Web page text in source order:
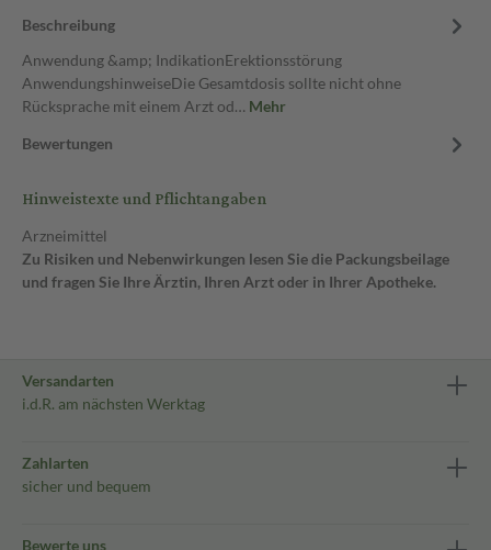
Beschreibung
Anwendung &amp; IndikationErektionsstörung
AnwendungshinweiseDie Gesamtdosis sollte nicht ohne
Rücksprache mit einem Arzt od… Mehr
Bewertungen
Hinweistexte und Pflichtangaben
Arzneimittel
Zu Risiken und Nebenwirkungen lesen Sie die Packungsbeilage
und fragen Sie Ihre Ärztin, Ihren Arzt oder in Ihrer Apotheke.
Versandarten
i.d.R. am nächsten Werktag
Zahlarten
sicher und bequem
Bewerte uns